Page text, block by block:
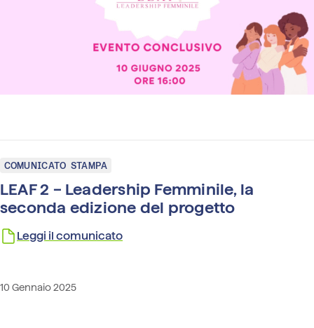
COMUNICATO STAMPA
LEAF 2 – Leadership Femminile, la
seconda edizione del progetto
Leggi il comunicato
10 Gennaio 2025